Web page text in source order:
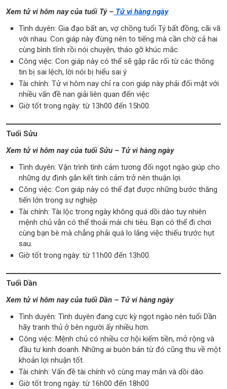
Xem tử vi hôm nay của tuổi Tý – Tử vi hàng ngày
Tình duyên: Gia đạo bất an, vợ chồng tuổi Tý bất đồng, cãi vã
với nhau. Con giáp này đừng nên to tiếng mà cần chờ cả hai
cùng bình tĩnh rồi nói chuyện, tháo gỡ khúc mắc.
Công việc: Con giáp này có thể sẽ gặp rắc rối từ các thông
tin bị sai lệch, lời nói bị hiểu sai ý
Tài chính: Tử vi hôm nay chỉ ra con giáp này phải đối mặt với
nhiều vấn đề nan giải liên quan đến việc
Giờ tốt trong ngày: từ 13h00 đến 15h00.
Tuổi Sửu
Xem tử vi hôm nay của tuổi Sửu – Tử vi hàng ngày
Tình duyên: Vận trình tình cảm tương đối ngọt ngào giúp cho
những dự định gắn kết tình cảm trở nên thuận lợi.
Công việc: Con giáp này có thể đạt được những bước thăng
tiến lớn trong sự nghiệp
Tài chính: Tài lộc trong ngày không quá dồi dào tuy nhiên
mệnh chủ vẫn có thể thoải mái chi tiêu. Bạn có thể đi chơi
cùng bạn bè mà chẳng phải quá lo lắng việc thiếu trước hụt
sau.
Giờ tốt trong ngày: từ 11h00 đến 13h00.
Tuổi Dần
Xem tử vi hôm nay của tuổi Dần – Tử vi hàng ngày
Tình duyên: Tình duyên đang cực kỳ ngọt ngào nên tuổi Dần
hãy tranh thủ ở bên người ấy nhiều hơn.
Công việc: Mệnh chủ có nhiều cơ hội kiếm tiền, mở rộng và
đầu tư kinh doanh. Những ai buôn bán từ đó cũng thu về một
khoản lợi nhuận tốt.
Tài chính: Vấn đề tài chính vô cùng may mắn và dồi dào.
Giờ tốt trong ngày: từ 16h00 đến 18h00